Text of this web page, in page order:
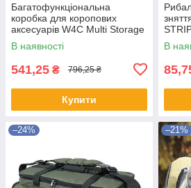
Багатофункціональна
коробка для коропових
аксесуарів W4C Multi Storage
Tackle Box
В наявності
541,25 ₴ 796,25 ₴
Купити
В
–24% –21%